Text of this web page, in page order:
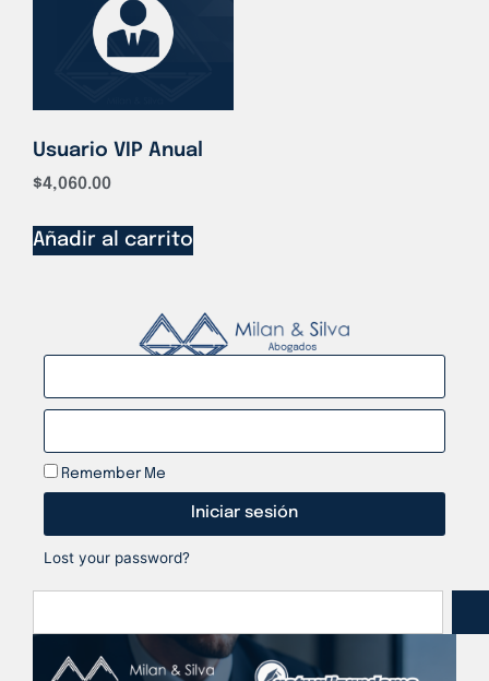
Usuario VIP Anual
$4,060.00
Añadir al carrito
Remember Me
Iniciar sesión
Lost your password?